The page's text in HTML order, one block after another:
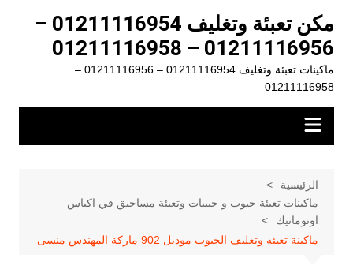
المحتوى
مكن تعبئة وتغليف 01211116954 –
01211116956 – 01211116958
ماكينات تعبئة وتغليف 01211116954 – 01211116956 –
01211116958
الرئيسية
ماكينات تعبئة حبوب و حبيبات وتعبئة مساحيق في اكياس
اوتوماتيك
ماكينة تعبئه وتغليف الحبوب موديل 902 ماركة المهندس منسى